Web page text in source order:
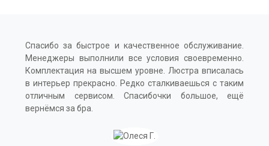
Спасибо за быстрое и качественное обслуживание.
Менеджеры выполнили все условия своевременно.
Комплектация на высшем уровне. Люстра вписалась
в интерьер прекрасно. Редко сталкиваешься с таким
отличным сервисом. Спасибочки большое, ещё
вернёмся за бра.